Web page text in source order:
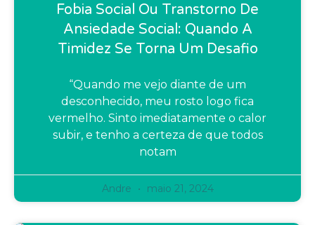
Fobia Social Ou Transtorno De
Ansiedade Social: Quando A
Timidez Se Torna Um Desafio
“Quando me vejo diante de um
desconhecido, meu rosto logo fica
vermelho. Sinto imediatamente o calor
subir, e tenho a certeza de que todos
notam
Andre maio 21, 2024